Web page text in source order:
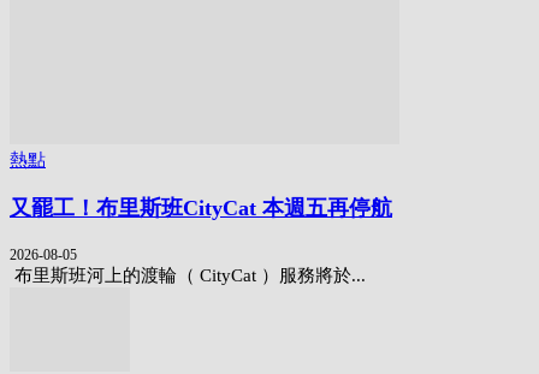
熱點
又罷工！布里斯班CityCat 本週五再停航
2026-08-05
布里斯班河上的渡輪（ CityCat ）服務將於...